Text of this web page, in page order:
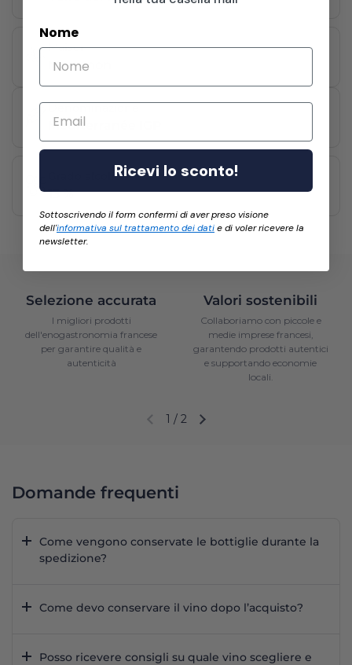
Maison
Marrenon
Denominazione
Méditerranée IGP
Grado alcolico
13 %
Selezione accurata
I migliori prodotti
dell'enogastronomia francese
per garantire qualità e
autenticità
Valori sostenibili
Collaboriamo con piccole e
medie imprese francesi,
garantendo prodotti autentici
e supportando economie
locali.
Diapositiva precedente
Diapositiva successiva
1 / 2
Domande frequenti
Come vengono conservate le bottiglie durante la
spedizione?
Come devo conservare il vino dopo l’acquisto?
Posso ricevere consigli su quale vino scegliere e
Nome
Email
Ricevi lo sconto!
Sottoscrivendo il form confermi di aver preso visione
dell'informativa sul trattamento dei datie di voler ricevere la
newsletter.